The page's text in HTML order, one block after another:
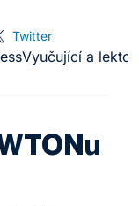
Twitter
Vyučující a lektoři